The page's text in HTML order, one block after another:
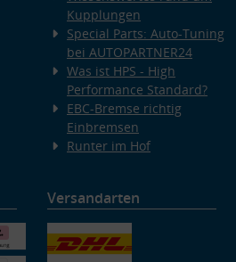
Kupplungen
Special Parts: Auto-Tuning
bei AUTOPARTNER24
Was ist HPS - High
Performance Standard?
EBC-Bremse richtig
Einbremsen
Runter im Hof
Versandarten